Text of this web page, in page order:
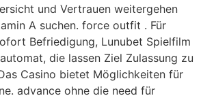
und Vertrauen weitergehen
A suchen. force outfit . Für
Befriedigung, Lunubet Spielfilm
die lassen Ziel Zulassung zu
Casino bietet Möglichkeiten für
advance ohne die need für